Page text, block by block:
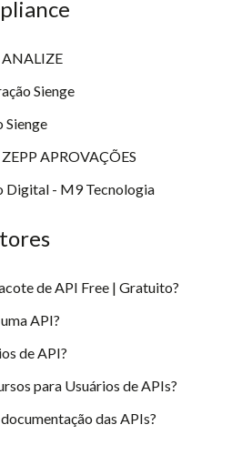
ANALIZE
Sienge
Sienge
APROVAÇÕES
Digital - M9 Tecnologia
de API Free | Gratuito?
API?
de API?
para Usuários de APIs?
das APIs?